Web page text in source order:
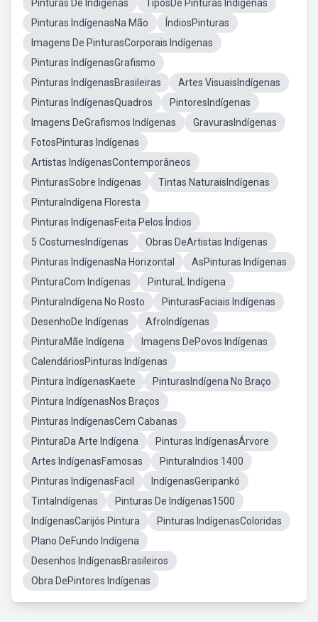
Pinturas De Indígenas
TiposDe Pinturas Indígenas
Pinturas IndígenasNa Mão
ÍndiosPinturas
Imagens De PinturasCorporais Indígenas
Pinturas IndígenasGrafismo
Pinturas IndígenasBrasileiras
Artes VisuaisIndígenas
Pinturas IndígenasQuadros
PintoresIndígenas
Imagens DeGrafismos Indígenas
GravurasIndígenas
FotosPinturas Indígenas
Artistas IndígenasContemporâneos
PinturasSobre Indígenas
Tintas NaturaisIndígenas
PinturaIndígena Floresta
Pinturas IndígenasFeita Pelos Índios
5 CostumesIndígenas
Obras DeArtistas Indígenas
Pinturas IndígenasNa Horizontal
AsPinturas Indígenas
PinturaCom Indígenas
PinturaL Indígena
PinturaIndígena No Rosto
PinturasFaciais Indígenas
DesenhoDe Indígenas
AfroIndígenas
PinturaMãe Indígena
Imagens DePovos Indígenas
CalendáriosPinturas Indígenas
Pintura IndígenasKaete
PinturasIndígena No Braço
Pintura IndígenasNos Braços
Pinturas IndígenasCem Cabanas
PinturaDa Arte Indígena
Pinturas IndígenasÁrvore
Artes IndígenasFamosas
PinturaIndios 1400
Pinturas IndígenasFacil
IndígenasGeripankó
TintaIndígenas
Pinturas De Indígenas1500
IndígenasCarijós Pintura
Pinturas IndígenasColoridas
Plano DeFundo Indígena
Desenhos IndígenasBrasileiros
Obra DePintores Indígenas